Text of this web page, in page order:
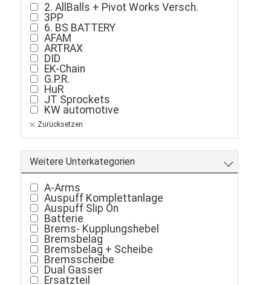
2. AllBalls + Pivot Works Versch.
3PP
6. BS BATTERY
AFAM
ARTRAX
DID
EK-Chain
G.P.R.
HuR
JT Sprockets
KW automotive
LQ-Racing
LQ-Racing
MAXIMA
MOTUL
QuadSport
RENTHAL
SMC
TK Turbo Kit
TwinAir
XRW
Zurücksetzen
Weitere Unterkategorien
A-Arms
Auspuff Komplettanlage
Auspuff Slip On
Batterie
Brems- Kupplungshebel
Bremsbelag
Bremsbelag + Scheibe
Bremsscheibe
Dual Gasser
Ersatzteil